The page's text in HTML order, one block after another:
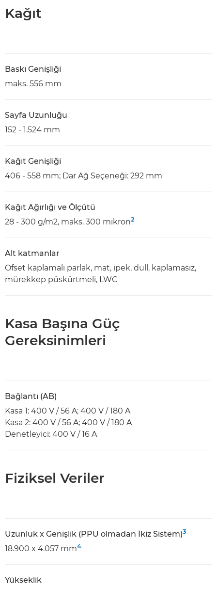
Kağıt
Baskı Genişliği
maks. 556 mm
Sayfa Uzunluğu
152 - 1.524 mm
Kağıt Genişliği
406 - 558 mm; Dar Ağ Seçeneği: 292 mm
Kağıt Ağırlığı ve Ölçütü
28 - 300 g/m2, maks. 300 mikron2
Alt katmanlar
Ofset kaplamalı parlak, mat, ipek, dull, kaplamasız,
mürekkep püskürtmeli, LWC
Kasa Başına Güç
Gereksinimleri
Bağlantı (AB)
Kasa 1: 400 V / 56 A; 400 V / 180 A
Kasa 2: 400 V / 56 A; 400 V / 180 A
Denetleyici: 400 V / 16 A
Fiziksel Veriler
Uzunluk x Genişlik (PPU olmadan İkiz Sistem)3
18.900 x 4.057 mm4
Yükseklik